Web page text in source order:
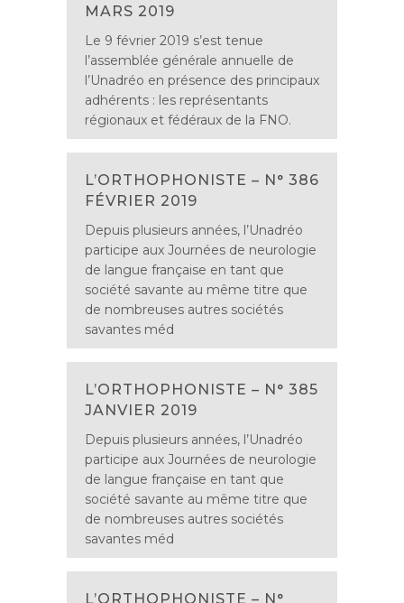
MARS 2019
Le 9 février 2019 s’est tenue
l’assemblée générale annuelle de
l’Unadréo en présence des principaux
adhérents : les représentants
régionaux et fédéraux de la FNO.
L’ORTHOPHONISTE – N° 386
FÉVRIER 2019
Depuis plusieurs années, l’Unadréo
participe aux Journées de neurologie
de langue française en tant que
société savante au même titre que
de nombreuses autres sociétés
savantes méd
L’ORTHOPHONISTE – N° 385
JANVIER 2019
Depuis plusieurs années, l’Unadréo
participe aux Journées de neurologie
de langue française en tant que
société savante au même titre que
de nombreuses autres sociétés
savantes méd
L’ORTHOPHONISTE – N°